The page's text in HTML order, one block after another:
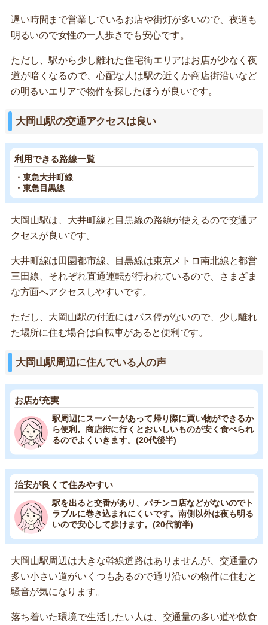
遅い時間まで営業しているお店や街灯が多いので、夜道も
明るいので女性の一人歩きでも安心です。
ただし、駅から少し離れた住宅街エリアはお店が少なく夜
道が暗くなるので、心配な人は駅の近くか商店街沿いなど
の明るいエリアで物件を探したほうが良いです。
大岡山駅の交通アクセスは良い
利用できる路線一覧
・東急大井町線
・東急目黒線
大岡山駅は、大井町線と目黒線の路線が使えるので交通ア
クセスが良いです。
大井町線は田園都市線、目黒線は東京メトロ南北線と都営
三田線、それぞれ直通運転が行われているので、さまざま
な方面へアクセスしやすいです。
ただし、大岡山駅の付近にはバス停がないので、少し離れ
た場所に住む場合は自転車があると便利です。
大岡山駅周辺に住んでいる人の声
お店が充実
駅周辺にスーパーがあって帰り際に買い物ができるか
ら便利。商店街に行くとおいしいものが安く食べられ
るのでよくいきます。(20代後半)
治安が良くて住みやすい
駅を出ると交番があり、パチンコ店などがないのでト
ラブルに巻き込まれにくいです。南側以外は夜も明る
いので安心して歩けます。(20代前半)
大岡山駅周辺は大きな幹線道路はありませんが、交通量の
多い小さい道がいくつもあるので通り沿いの物件に住むと
騒音が気になります。
落ち着いた環境で生活したい人は、交通量の多い道や飲食